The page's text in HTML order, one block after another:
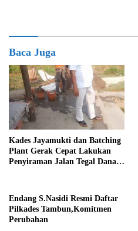
Baca Juga
Kades Jayamukti dan Batching
Plant Gerak Cepat Lakukan
Penyiraman Jalan Tegal Danas
Endang S.Nasidi Resmi Daftar
Pilkades Tambun,Komitmen
Perubahan